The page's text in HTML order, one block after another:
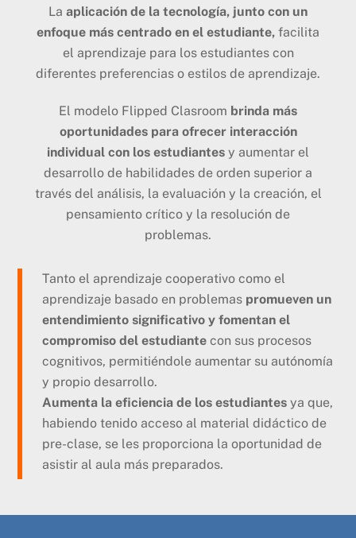
La aplicación de la tecnología, junto con un
enfoque más centrado en el estudiante, facilita
el aprendizaje para los estudiantes con
diferentes preferencias o estilos de aprendizaje.
El modelo Flipped Clasroom brinda más
oportunidades para ofrecer interacción
individual con los estudiantes y aumentar el
desarrollo de habilidades de orden superior a
través del análisis, la evaluación y la creación, el
pensamiento crítico y la resolución de
problemas.
Tanto el aprendizaje cooperativo como el
aprendizaje basado en problemas promueven un
entendimiento significativo y fomentan el
compromiso del estudiantecon sus procesos
cognitivos, permitiéndole aumentar su autónomía
y propio desarrollo.
Aumenta la eficiencia de los estudiantesya que,
habiendo tenido acceso al material didáctico de
pre-clase, se les proporciona la oportunidad de
asistir al aula más preparados.